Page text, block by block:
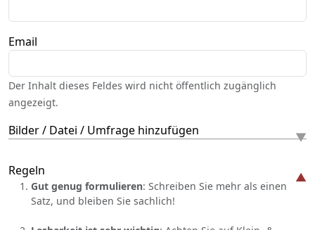
Email
Der Inhalt dieses Feldes wird nicht öffentlich zugänglich
angezeigt.
Bilder / Datei / Umfrage hinzufügen
Regeln
Gut genug formulieren: Schreiben Sie mehr als einen
Satz, und bleiben Sie sachlich!